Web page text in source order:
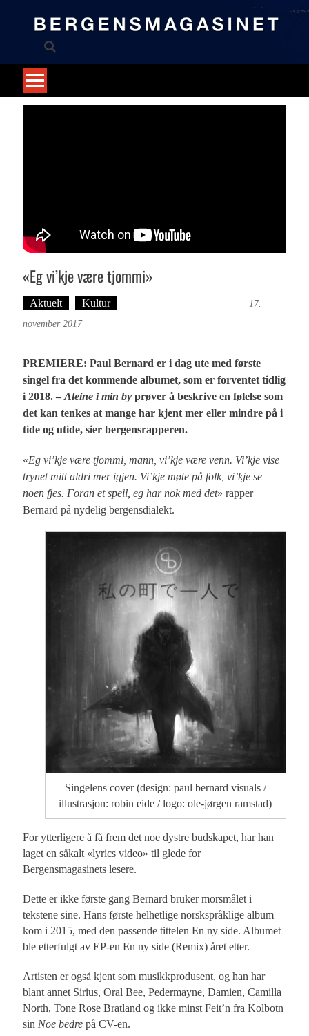
«Eg vi’kje være tjommi»
Aktuelt Kultur
17.
november 2017
PREMIERE: Paul Bernard er i dag ute med første
singel fra det kommende albumet, som er forventet tidlig
i 2018. –Aleine i min by prøver å beskrive en følelse som
det kan tenkes at mange har kjent mer eller mindre på i
tide og utide, sier bergensrapperen.
«Eg vi’kje være tjommi, mann, vi’kje være venn. Vi’kje vise
trynet mitt aldri mer igjen. Vi’kje møte på folk, vi’kje se
noen fjes. Foran et speil, eg har nok med det» rapper
Bernard på nydelig bergensdialekt.
Singelens cover (design: paul bernard visuals /
illustrasjon: robin eide / logo: ole-jørgen ramstad)
For ytterligere å få frem det noe dystre budskapet, har han
laget en såkalt «lyrics video» til glede for
Bergensmagasinets lesere.
Dette er ikke første gang Bernard bruker morsmålet i
tekstene sine. Hans første helhetlige norskspråklige album
kom i 2015, med den passende tittelen En ny side. Albumet
ble etterfulgt av EP-en En ny side (Remix) året etter.
Artisten er også kjent som musikkprodusent, og han har
blant annet Sirius, Oral Bee, Pedermayne, Damien, Camilla
North, Tone Rose Bratland og ikke minst Feit’n fra Kolbotn
sin Noe bedre på CV-en.